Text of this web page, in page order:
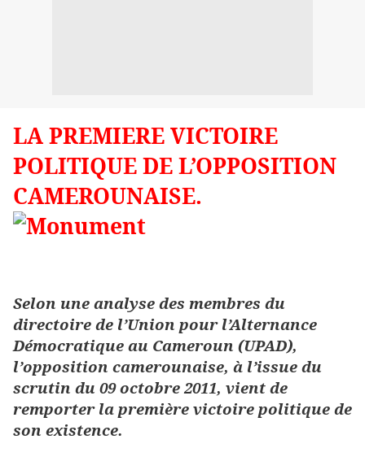
LA PREMIERE VICTOIRE
POLITIQUE DE L’OPPOSITION
CAMEROUNAISE.
Selon une analyse des membres du
directoire de l’Union pour l’Alternance
Démocratique au Cameroun (UPAD),
l’opposition camerounaise, à l’issue du
scrutin du 09 octobre 2011, vient de
remporter la première victoire politique de
son existence.